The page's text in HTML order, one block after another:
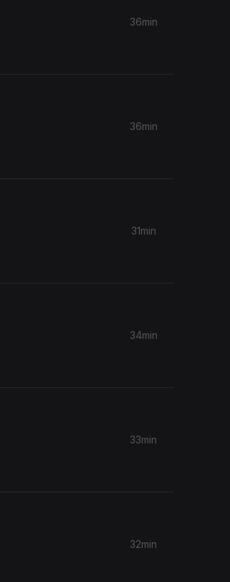
36min
36min
31min
34min
33min
32min